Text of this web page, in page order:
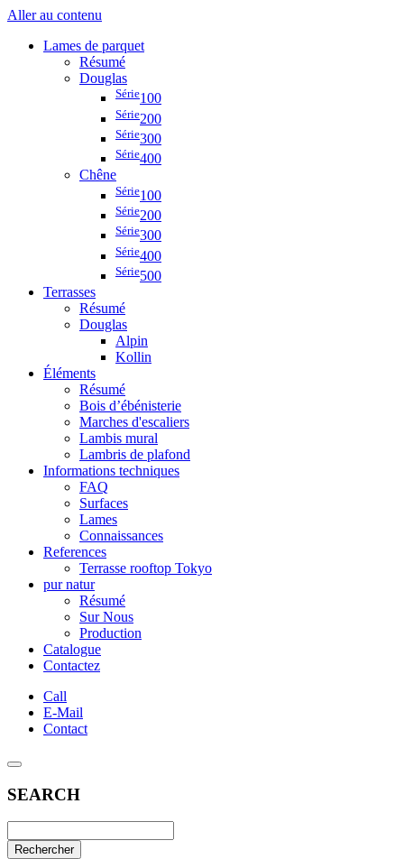
Aller au contenu
Lames de parquet
Résumé
Douglas
Série100
Série200
Série300
Série400
Chêne
Série100
Série200
Série300
Série400
Série500
Terrasses
Résumé
Douglas
Alpin
Kollin
Éléments
Résumé
Bois d’ébénisterie
Marches d'escaliers
Lambis mural
Lambris de plafond
Informations techniques
FAQ
Surfaces
Lames
Connaissances
References
Terrasse rooftop Tokyo
pur natur
Résumé
Sur Nous
Production
Catalogue
Contactez
Call
E-Mail
Contact
SEARCH
Rechercher